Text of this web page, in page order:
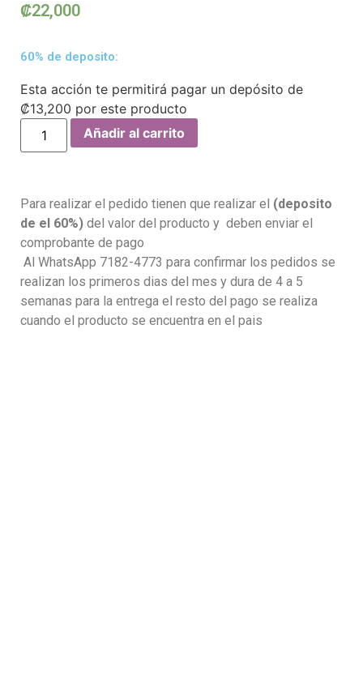
₡22,000
60% de deposito:
Esta acción te permitirá pagar un depósito de
₡13,200 por este producto
Añadir al carrito
Para realizar el pedido tienen que realizar el (deposito
de el 60%) del valor del producto y deben enviar el
comprobante de pago
Al WhatsApp 7182-4773 para confirmar los pedidos se
realizan los primeros dias del mes y dura de 4 a 5
semanas para la entrega el resto del pago se realiza
cuando el producto se encuentra en el pais